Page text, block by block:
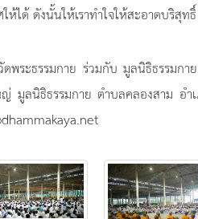
ห้ได้ ดังนั้นให้เราทำใจให้สะอาดบริสุทธิ์
พระธรรมกาย ร่วมกับ มูลนิธิธรรมก
มูลนิธิธรรมกาย ตำบลคลองสาม อ